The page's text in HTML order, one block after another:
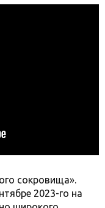
сокровища».
2023-го на